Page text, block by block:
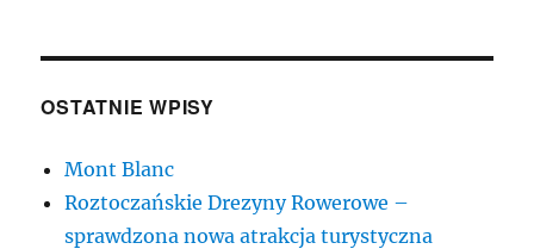
OSTATNIE WPISY
Mont Blanc
Roztoczańskie Drezyny Rowerowe –
sprawdzona nowa atrakcja turystyczna